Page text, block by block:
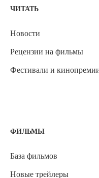
ЧИТАТЬ
Новости
Рецензии на фильмы
Фестивали и
ФИЛЬМЫ
База фильмов
Новые трейлеры